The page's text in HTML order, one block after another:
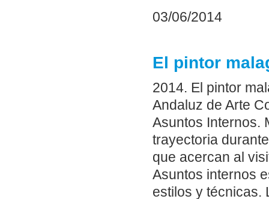
03/06/2014
El pintor
2014. El pintor
Andaluz de Arte
Asuntos Internos.
trayectoria
que acercan al
Asuntos internos
estilos y técnicas.